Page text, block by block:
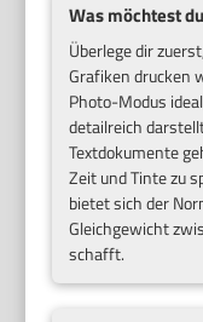
Was möchtest
Überlege dir
Grafiken drucken
Photo-Modus
detailreich
Textdokumente
Zeit und Tinte zu
bietet sich der
Gleichgewicht
schafft.